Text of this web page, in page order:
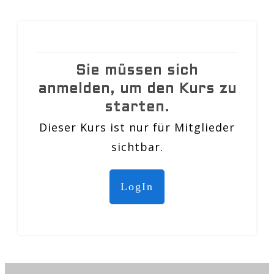
Sie müssen sich
anmelden, um den Kurs zu
starten.
Dieser Kurs ist nur für Mitglieder
sichtbar.
LogIn